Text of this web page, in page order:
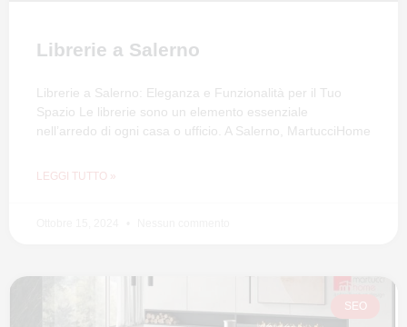
Librerie a Salerno
Librerie a Salerno: Eleganza e Funzionalità per il Tuo
Spazio Le librerie sono un elemento essenziale
nell’arredo di ogni casa o ufficio. A Salerno, MartucciHome
LEGGI TUTTO »
SEO